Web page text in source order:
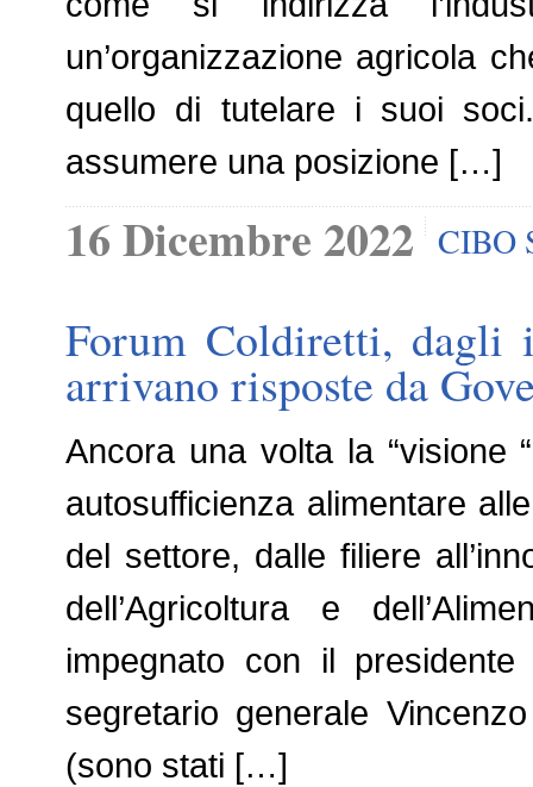
un’organizzazione agricola
quello di tutelare i suoi
assumere una posizione […]
16 Dicembre 2022 CIBO
Forum Coldiretti, dagli
arrivano risposte da
Ancora una volta la “visione
autosufficienza alimentare
del settore, dalle filiere
dell’Agricoltura e
impegnato con il
segretario generale
(sono stati […]